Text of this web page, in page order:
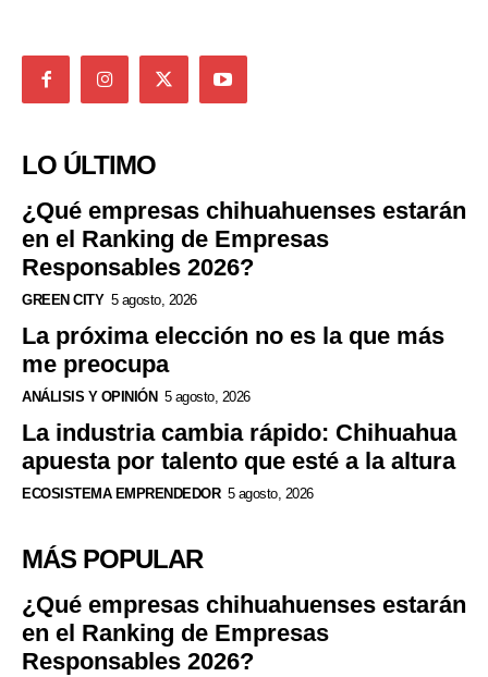
LO ÚLTIMO
¿Qué empresas chihuahuenses estarán
en el Ranking de Empresas
Responsables 2026?
GREEN CITY 5 agosto, 2026
La próxima elección no es la que más
me preocupa
ANÁLISIS Y OPINIÓN 5 agosto, 2026
La industria cambia rápido: Chihuahua
apuesta por talento que esté a la altura
ECOSISTEMA EMPRENDEDOR 5 agosto, 2026
MÁS POPULAR
¿Qué empresas chihuahuenses estarán
en el Ranking de Empresas
Responsables 2026?